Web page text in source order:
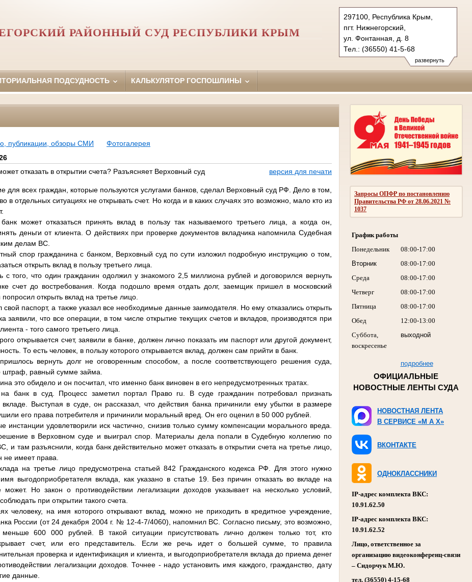
развернуть
297100, Республика Крым,
пгт. Нижнегорский,
ул. Фонтанная, д. 8
Тел.: (36550) 41-5-68
nizhnegorskiy.krm@sudrf.ru
РАЙОННЫЙ СУД РЕСПУБЛИКИ КРЫМ
ПОДСУДНОСТЬ КАЛЬКУЛЯТОР ГОСПОШЛИНЫ
Запросы ОПФР по постановлению
Правительства РФ от 28.06.2021 №
1037
График работы
Понедельник
08:00-17:00
Вторник
08:00-17:00
Среда
08:00-17:00
Четверг
08:00-17:00
Пятница
08:00-17:00
Обед
12:00-13:00
Суббота,
воскресенье
выходной
подробнее
ОФИЦИАЛЬНЫЕ
НОВОСТНЫЕ ЛЕНТЫ СУДА
НОВОСТНАЯ ЛЕНТА
В СЕРВИСЕ «M A X»
ВКОНТАКТЕ
ОДНОКЛАССНИКИ
IP-адрес комплекта ВКС:
10.91.62.50
IP-адрес комплекта ВКС:
10.91.62.52
Лицо, ответственное за
организацию видеоконференц-связи
– Сидорчук М.Ю.
тел. (36550) 4-15-68
публикации, обзоры СМИ
Фотогалерея
отказать в открытии счета? Разъясняет Верховный суд
версия для печати
для всех граждан, которые пользуются услугами банков, сделал Верховный суд РФ. Дело в том,
в отдельных ситуациях не открывать счет. Но когда и в каких случаях это возможно, мало кто из
может отказаться принять вклад в пользу так называемого третьего лица, а когда он,
деньги от клиента. О действиях при проверке документов вкладчика напомнила Судебная
делам ВС.
спор гражданина с банком, Верховный суд по сути изложил подробную инструкцию о том,
открыть вклад в пользу третьего лица.
с того, что один гражданин одолжил у знакомого 2,5 миллиона рублей и договорился вернуть
счет до востребования. Когда подошло время отдать долг, заемщик пришел в московский
открыть вклад на третье лицо.
свой паспорт, а также указал все необходимые данные заимодателя. Но ему отказались открыть
заявили, что все операции, в том числе открытие текущих счетов и вкладов, производятся при
- того самого третьего лица.
открывается счет, заявили в банке, должен лично показать им паспорт или другой документ,
То есть человек, в пользу которого открывается вклад, должен сам прийти в банк.
вернуть долг не оговоренным способом, а после соответствующего решения суда,
штраф, равный сумме займа.
это обидело и он посчитал, что именно банк виновен в его непредусмотренных тратах.
банк в суд. Процесс заметил портал Право ru. В суде гражданин потребовал признать
вкладе. Выступая в суде, он рассказал, что действия банка причинили ему убытки в размере
его права потребителя и причинили моральный вред. Он его оценил в 50 000 рублей.
инстанции удовлетворили иск частично, снизив только сумму компенсации морального вреда.
в Верховном суде и выиграл спор. Материалы дела попали в Судебную коллегию по
и там разъяснили, когда банк действительно может отказать в открытии счета на третье лицо,
не имеет права.
на третье лицо предусмотрена статьей 842 Гражданского кодекса РФ. Для этого нужно
имя выгодоприобретателя вклада, как указано в статье 19. Без причин отказать во вкладе на
Но закон о противодействии легализации доходов указывает на несколько условий,
при открытии такого счета.
человеку, на имя которого открывают вклад, можно не приходить в кредитное учреждение,
России (от 24 декабря 2004 г. № 12-4-7/4060), напомнил ВС. Согласно письму, это возможно,
600 000 рублей. В такой ситуации присутствовать лично должен только тот, кто
счет, или его представитель. Если же речь идет о большей сумме, то правила
проверка и идентификация и клиента, и выгодоприобретателя вклада до приема денег
легализации доходов. Точнее - надо установить имя каждого, гражданство, дату
данные.